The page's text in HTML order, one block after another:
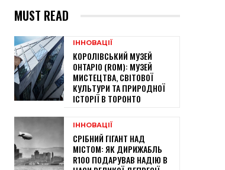
MUST READ
ІННОВАЦІЇ
КОРОЛІВСЬКИЙ МУЗЕЙ
ОНТАРІО (ROM): МУЗЕЙ
МИСТЕЦТВА, СВІТОВОЇ
КУЛЬТУРИ ТА ПРИРОДНОЇ
ІСТОРІЇ В ТОРОНТО
ІННОВАЦІЇ
СРІБНИЙ ГІГАНТ НАД
МІСТОМ: ЯК ДИРИЖАБЛЬ
R100 ПОДАРУВАВ НАДІЮ В